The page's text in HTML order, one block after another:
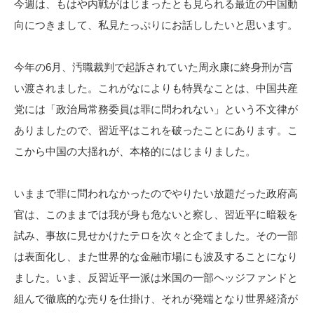
今週は、もはや内戦がはじまったとも見られる最近の中国動
向につきまして、私見たっぷりにお話ししたいと思います。
今年の6月、汚職裁判で起訴されていた周永康に終身刑が言
い渡されました。これがなによりも特異なことは、中国共産
党には「政治局常務委員は罪に問われない」という不文律が
ありましたので、習近平はこれを破ったことにあります。こ
こから中国の大揺れが、本格的にはじまりました。
いままで罪に問われなかったのでやりたい放題だった政府高
官は、このままでは我が身も危ないと察し、習近平に暗殺を
試み、事故に見せかけたテロを次々と企てました。その一部
は表面化し、また世界的な金融市場にも波及することになり
ました。いま、反習近平一派は米国の一部ヘッジファンドと
組んで徹底的な売りを仕掛け、それが発端となり世界経済が